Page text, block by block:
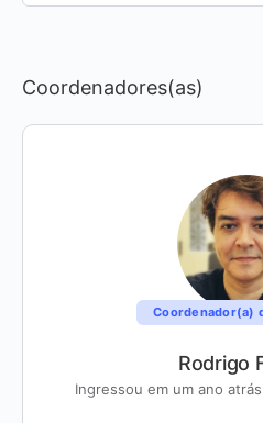
membros…
Coordenadores(as)
Coordenador(a)
Rodrigo
Ingressou em um ano atrás